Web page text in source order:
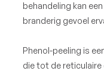
behandeling kan
branderig gevoel
Phenol-peeling is
die tot de